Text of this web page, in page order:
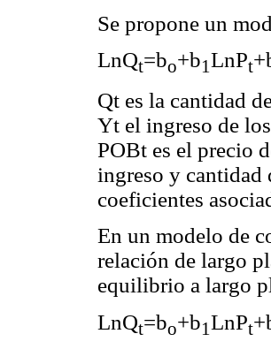
Se propone un
LnQt=bo+b1LnPt
Qt es la cantidad
Yt el ingreso de
POBt es el precio
ingreso y cantidad
coeficientes
En un modelo de
relación de largo
equilibrio a largo
LnQt=bo+b1LnPt